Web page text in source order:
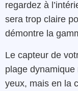
regardez à
sera trop claire
démontre la
Le capteur de
plage
yeux, mais en la